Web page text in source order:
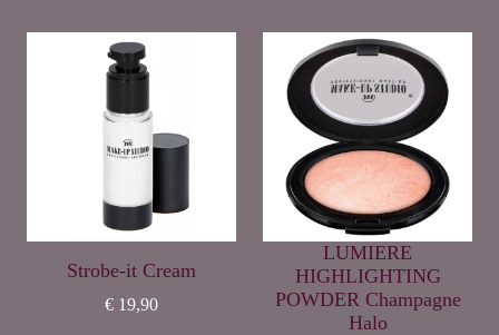
Strobe-it Cream
€ 19,90
LUMIERE
HIGHLIGHTING
POWDER Champagne
Halo